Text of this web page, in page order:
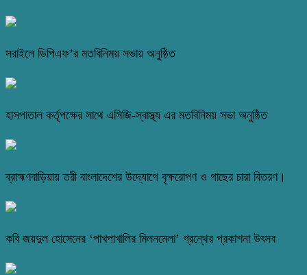
সরাইলে ডিপিএফ’র মতবিনিময় সভায় অনুষ্ঠিত
হাসপাতাল কর্তৃপক্ষের সাথে এসিজি-স্বাস্থ্য এর মতবিনিময় সভা অনুষ্ঠিত
ব্রাহ্মণবাড়িয়ায় তরী বাংলাদেশের উদ্যোগে বৃক্ষরোপণ ও গাছের চারা বিতরণ।
কবি জয়দুল হোসেনের ‘পাখপাখালির মিলনমেলা’ গ্রন্থের প্রকাশনা উৎসব